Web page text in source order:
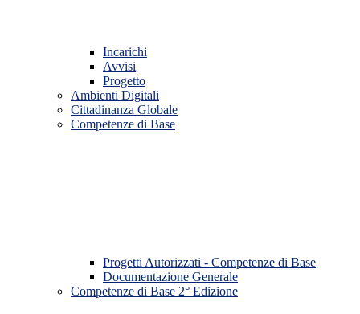
Incarichi
Avvisi
Progetto
Ambienti Digitali
Cittadinanza Globale
Competenze di Base
Progetti Autorizzati - Competenze di Base
Documentazione Generale
Competenze di Base 2° Edizione